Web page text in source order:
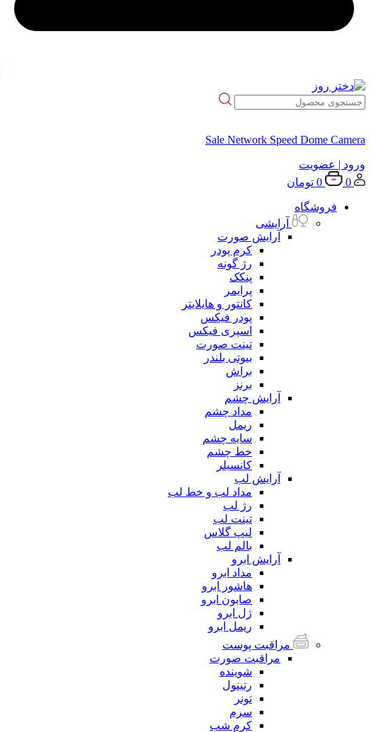
Sale Network Speed Dome Camera
ورود | عضویت
0
0 تومان
فروشگاه
آرایشی
آرایش صورت
کرم پودر
رژ گونه
پنکک
پرایمر
کانتور و هایلایتر
پودر فیکس
اسپری فیکس
تینت صورت
بیوتی بلندر
براش
برنز
آرایش چشم
مداد چشم
ریمل
سایه چشم
خط چشم
کانسیلر
آرایش لب
مداد لب و خط لب
رژ لب
تینت لب
لیپ گلاس
بالم لب
آرایش ابرو
مداد ابرو
هاشور ابرو
صابون ابرو
ژل ابرو
ریمل ابرو
مراقبت پوست
مراقبت صورت
شوینده
رتینول
تونر
سرم
کرم شب